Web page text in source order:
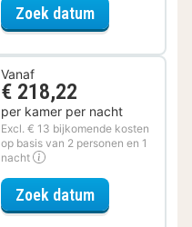
Zoek datumvoor Late
Vanaf
€ 218,22
per kamer per nacht
Excl. € 13 bijkomende kosten
op basis van 2 personen en 1
nacht
Zoek datumvoor